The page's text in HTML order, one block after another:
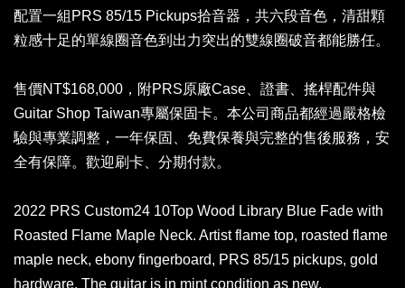
配置一組PRS 85/15 Pickups拾音器，共六段音色，清甜顆
粒感十足的單線圈音色到出力突出的雙線圈破音都能勝任。
售價NT$168,000，附PRS原廠Case、證書、搖桿配件與
Guitar Shop Taiwan專屬保固卡。本公司商品都經過嚴格檢
驗與專業調整，一年保固、免費保養與完整的售後服務，安
全有保障。歡迎刷卡、分期付款。
2022 PRS Custom24 10Top Wood Library Blue Fade with
Roasted Flame Maple Neck. Artist flame top, roasted flame
maple neck, ebony fingerboard, PRS 85/15 pickups, gold
hardware. The guitar is in mint condition as new.